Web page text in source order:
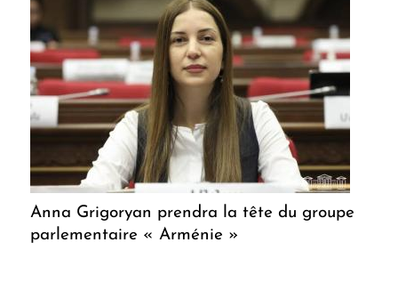
Anna Grigoryan prendra la tête du groupe
parlementaire « Arménie »